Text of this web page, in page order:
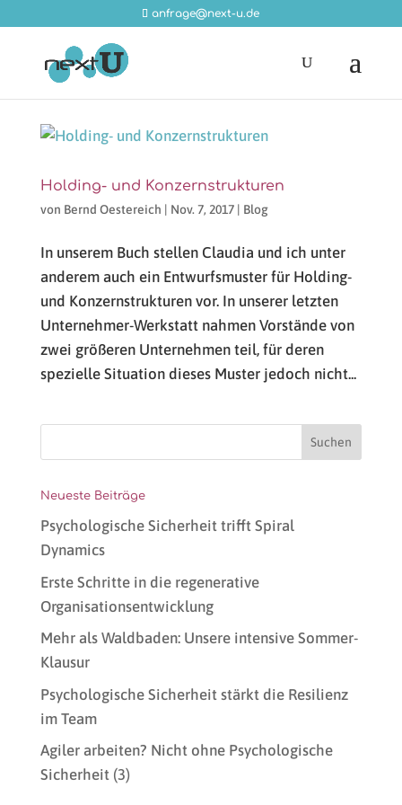
anfrage@next-u.de
Holding- und Konzernstrukturen
von Bernd Oestereich | Nov. 7, 2017| Blog
In unserem Buch stellen Claudia und ich unter
anderem auch ein Entwurfsmuster für Holding-
und Konzernstrukturen vor. In unserer letzten
Unternehmer-Werkstatt nahmen Vorstände von
zwei größeren Unternehmen teil, für deren
spezielle Situation dieses Muster jedoch nicht...
Neueste Beiträge
Psychologische Sicherheit trifft Spiral
Dynamics
Erste Schritte in die regenerative
Organisationsentwicklung
Mehr als Waldbaden: Unsere intensive Sommer-
Klausur
Psychologische Sicherheit stärkt die Resilienz
im Team
Agiler arbeiten? Nicht ohne Psychologische
Sicherheit (3)